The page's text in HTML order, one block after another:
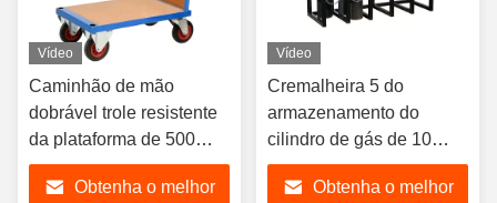
Vídeo
Caminhão de mão
dobrável trole resistente
da plataforma de 500
quilogramas para o
armazémObtenha o melhor
Vídeo
Cremalheira 5 do
armazenamento do
cilindro de gás de 10
tanques largamente 2
pelo metal profundo Fab
Obtenha o melhor